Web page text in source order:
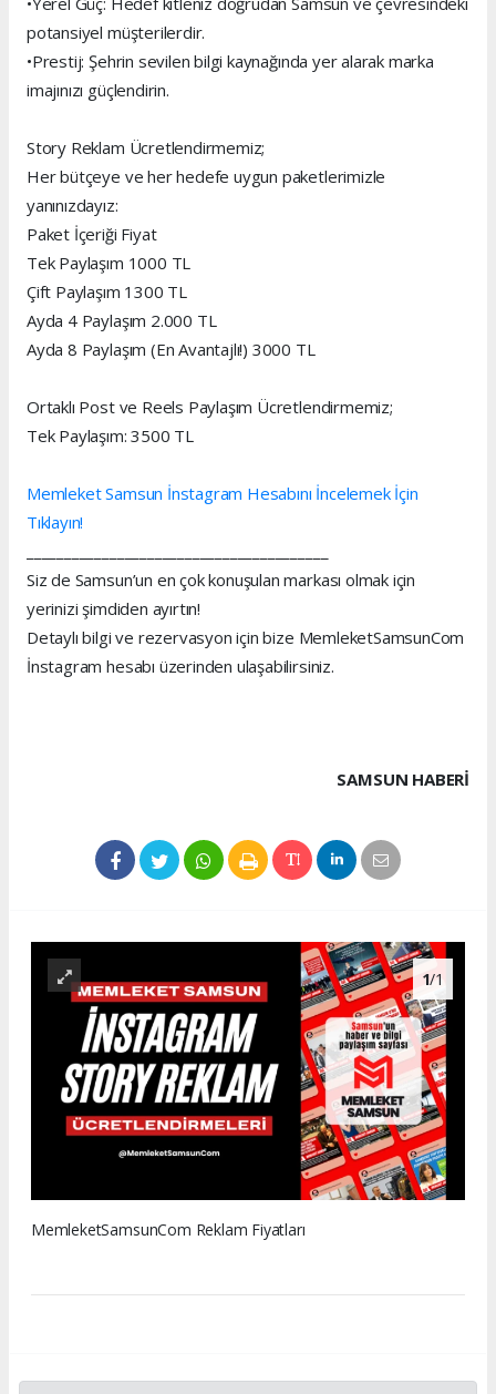
potansiyel müşterilerdir.
•Prestij: Şehrin sevilen bilgi kaynağında yer alarak marka
imajınızı güçlendirin.
Story Reklam Ücretlendirmemiz;
Her bütçeye ve her hedefe uygun paketlerimizle
yanınızdayız:
Paket İçeriği Fiyat
Tek Paylaşım 1000 TL
Çift Paylaşım 1300 TL
Ayda 4 Paylaşım 2.000 TL
Ayda 8 Paylaşım (En Avantajlı!) 3000 TL
Ortaklı Post ve Reels Paylaşım Ücretlendirmemiz;
Tek Paylaşım: 3500 TL
Memleket Samsun İnstagram Hesabını İncelemek İçin
Tıklayın!
Siz de Samsun’un en çok konuşulan markası olmak için
yerinizi şimdiden ayırtın!
Detaylı bilgi ve rezervasyon için bize MemleketSamsunCom
İnstagram hesabı üzerinden ulaşabilirsiniz.
SAMSUN HABERİ
1/1
MemleketSamsunCom Reklam Fiyatları